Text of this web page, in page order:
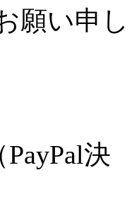
願い申し
決